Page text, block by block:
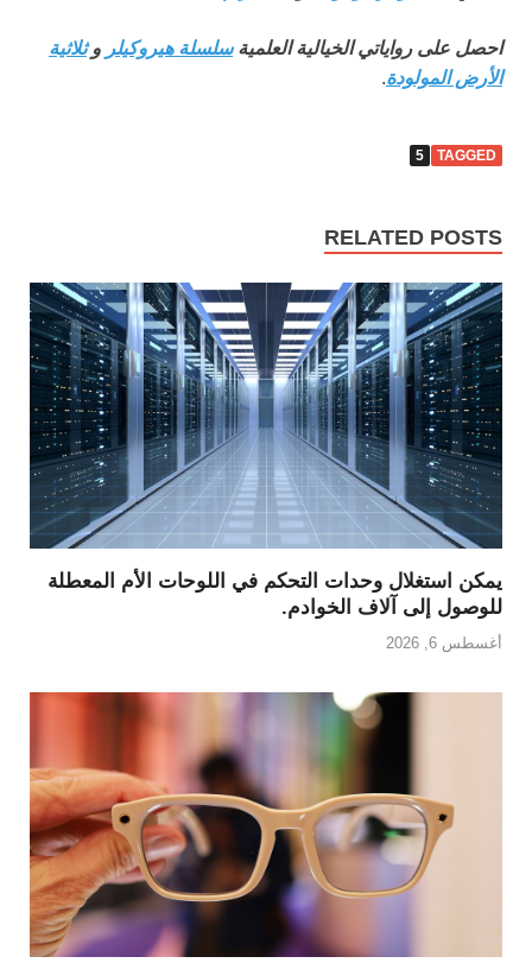
احصل على رواياتي الخيالية العلميةسلسلة هيروكيلر وثلاثية
الأرض المولودة.
TAGGED
5
RELATED POSTS
يمكن استغلال وحدات التحكم في اللوحات الأم المعطلة
للوصول إلى آلاف الخوادم.
أغسطس 6, 2026